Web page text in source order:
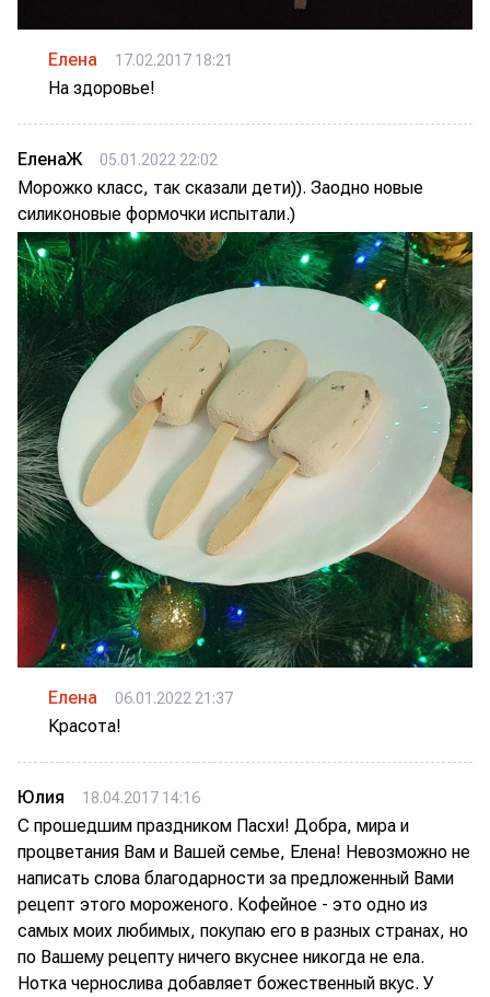
Елена 17.02.2017 18:21
На здоровье!
ЕленаЖ 05.01.2022 22:02
Морожко класс, так сказали дети)). Заодно новые
силиконовые формочки испытали.)
Елена 06.01.2022 21:37
Красота!
Юлия 18.04.2017 14:16
С прошедшим праздником Пасхи! Добра, мира и
процветания Вам и Вашей семье, Елена! Невозможно не
написать слова благодарности за предложенный Вами
рецепт этого мороженого. Кофейное - это одно из
самых моих любимых, покупаю его в разных странах, но
по Вашему рецепту ничего вкуснее никогда не ела.
Нотка чернослива добавляет божественный вкус. У